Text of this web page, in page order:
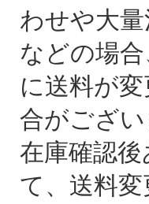
わせや大
などの場
に送料が
合がござい
在庫確認
て、送料